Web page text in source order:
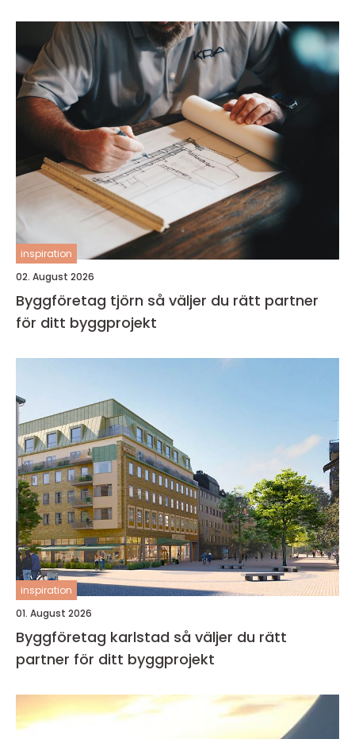
inspiration
02. August 2026
Byggföretag tjörn så väljer du rätt partner
för ditt byggprojekt
inspiration
01. August 2026
Byggföretag karlstad så väljer du rätt
partner för ditt byggprojekt